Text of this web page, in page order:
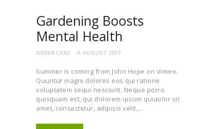
Gardening Boosts
Mental Health
GREEN CARE 6. AUGUST 2017
Summer is coming from John Hope on Vimeo.
Quuntur magni dolores eos qui ratione
voluptatem sequi nesciunt. Neque porro
quisquam est, qui dolorem ipsum quiaolor sit
amet, consectetur, adipisci velit,…